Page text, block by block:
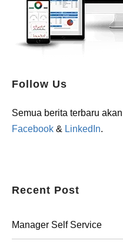
Follow Us
Semua berita terbaru
Facebook & LinkedIn.
Recent Post
Manager Self Service